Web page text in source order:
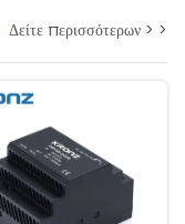
Δείτε περισσότερων > >